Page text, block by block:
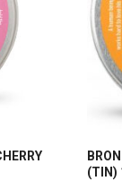
(TIN)